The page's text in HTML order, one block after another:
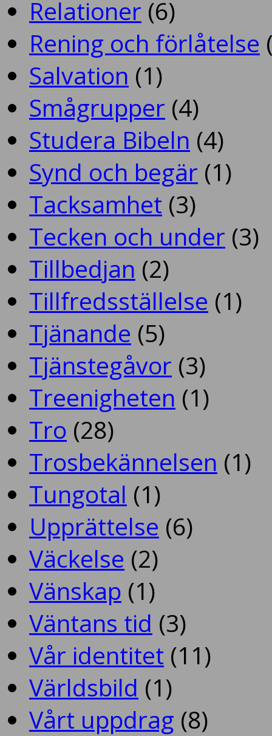
Relationer (6)
Rening och förlåtelse
Salvation (1)
Smågrupper (4)
Studera Bibeln (4)
Synd och begär (1)
Tacksamhet (3)
Tecken och under (3)
Tillbedjan (2)
Tillfredsställelse (1)
Tjänande (5)
Tjänstegåvor (3)
Treenigheten (1)
Tro (28)
Trosbekännelsen (1)
Tungotal (1)
Upprättelse (6)
Väckelse (2)
Vänskap (1)
Väntans tid (3)
Vår identitet (11)
Världsbild (1)
Vårt uppdrag (8)